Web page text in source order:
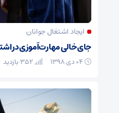
ایجاد اشتغال جوانان
جای خالی مهارت‌آموزی در